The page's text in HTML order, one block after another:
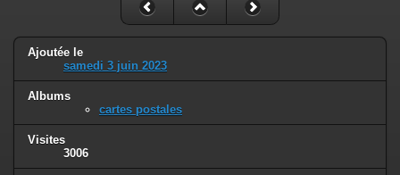
Ajoutée le
samedi 3 juin 2023
Albums
cartes postales
Visites
3006